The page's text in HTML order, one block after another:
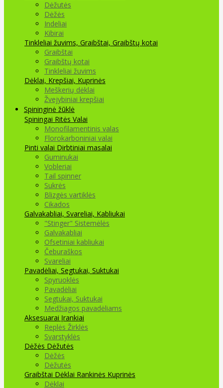
Dėžutės
Dėžės
Indeliai
Kibirai
Tinkleliai žuvims, Graibštai, Graibštų kotai
Graibštai
Graibštų kotai
Tinkleliai žuvims
Dėklai, Krepšiai, Kuprinės
Meškerių dėklai
Žvejybiniai krepšiai
Spininginė žūklė
Spiningai Ritės Valai
Monofilamentinis valas
Florokarboniniai valai
Pinti valai Dirbtiniai masalai
Guminukai
Vobleriai
Tail spinner
Sukrės
Blizgės vartiklės
Cikados
Galvakabliai, Svareliai, Kabliukai
"Stinger" Sistemėlės
Galvakabliai
Ofsetiniai kabliukai
Čeburaškos
Svareliai
Pavadėliai, Segtukai, Suktukai
Spyruoklės
Pavadėliai
Segtukai, Suktukai
Medžiagos pavadėliams
Aksesuarai Įrankiai
Replės Žirklės
Svarstyklės
Dėžės Dėžutės
Dėžės
Dėžutės
Graibštai Dėklai Rankinės Kuprinės
Dėklai